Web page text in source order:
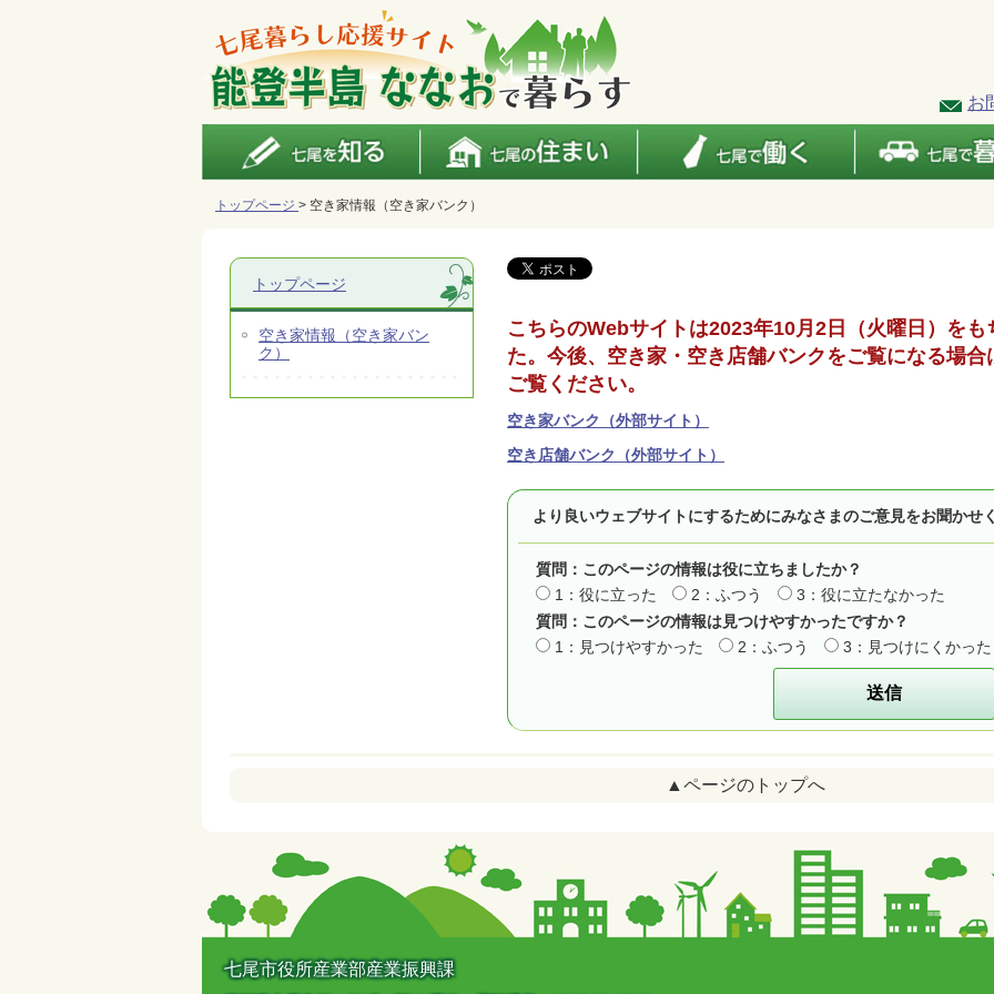
お
トップページ > 空き家情報（空き家バンク）
トップページ
空き家情報（空き家バン
ク）
こちらのWebサイトは2023年10月2日（火曜日）を
た。今後、空き家・空き店舗バンクをご覧になる場
ご覧ください。
空き家バンク（外部サイト）
空き店舗バンク（外部サイト）
より良いウェブサイトにするためにみなさまのご意見をお聞かせ
質問：このページの情報は役に立ちましたか？
1：役に立った
2：ふつう
3：役に立たなかった
質問：このページの情報は見つけやすかったですか？
1：見つけやすかった
2：ふつう 3：見つけにくかった
▲ページのトップへ
七尾市役所産業部産業振興課